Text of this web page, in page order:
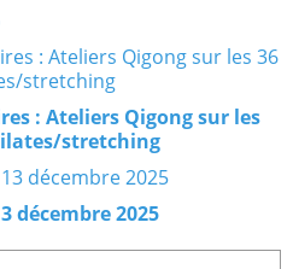
: Ateliers Qigong sur les
stretching
décembre 2025